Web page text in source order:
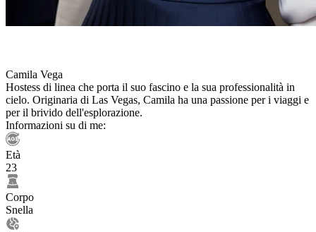
Camila Vega
Hostess di linea che porta il suo fascino e la sua professionalità in
cielo. Originaria di Las Vegas, Camila ha una passione per i viaggi e
per il brivido dell'esplorazione.
Informazioni su di me:
Età
23
Corpo
Snella